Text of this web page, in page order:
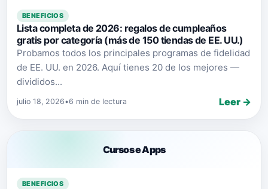
BENEFICIOS
Lista completa de 2026: regalos de cumpleaños
gratis por categoría (más de 150 tiendas de EE. UU.)
Probamos todos los principales programas de fidelidad
de EE. UU. en 2026. Aquí tienes 20 de los mejores —
divididos...
julio 18, 2026•6 min de lectura Leer →
Cursos e Apps
BENEFICIOS